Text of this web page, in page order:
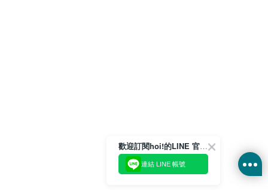
歡迎訂閱hoi!的LINE 官方帳號
連結 LINE 帳號